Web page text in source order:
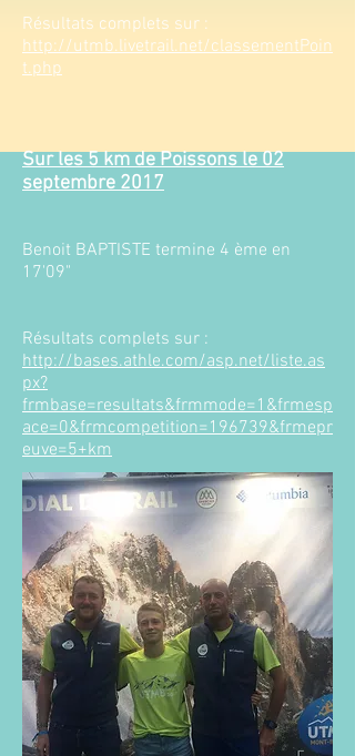
Résultats complets sur :
http://utmb.livetrail.net/classementPoin
t.php
Sur les 5 km de Poissons le 02
septembre 2017​
Benoit BAPTISTE termine 4 ème en
17'09"
Résultats complets sur :
http://bases.athle.com/asp.net/liste.as
px?
frmbase=resultats&frmmode=1&frmesp
ace=0&frmcompetition=196739&frmepr
euve=5+km